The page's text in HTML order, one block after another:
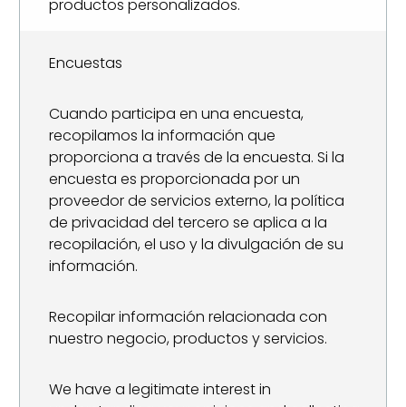
productos personalizados.
Encuestas
Cuando participa en una encuesta,
recopilamos la información que
proporciona a través de la encuesta. Si la
encuesta es proporcionada por un
proveedor de servicios externo, la política
de privacidad del tercero se aplica a la
recopilación, el uso y la divulgación de su
información.
Recopilar información relacionada con
nuestro negocio, productos y servicios.
We have a legitimate interest in